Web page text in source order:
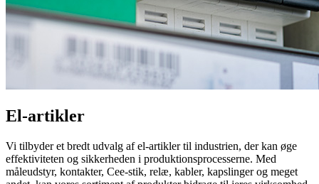
El-artikler
Vi tilbyder et bredt udvalg af el-artikler til industrien, der kan øge
effektiviteten og sikkerheden i produktionsprocesserne. Med
måleudstyr, kontakter, Cee-stik, relæ, kabler, kapslinger og meget